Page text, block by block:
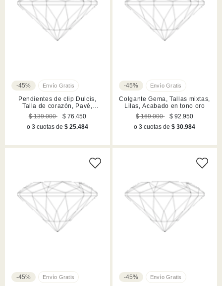
-45%
Pendientes de clip Dulcis,
Talla de corazón, Pavé,
Corazón, Azules, Acabado en
rodio
$ 139.000
$ 76.450
o 3 cuotas de $ 25.484
-45%
Colgante Gema, Tallas mixtas,
Lilas, Acabado en tono oro
$ 169.000
$ 92.950
o 3 cuotas de$ 30.984
-45%
-45%